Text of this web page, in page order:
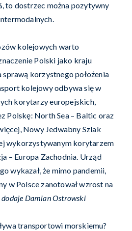
to dostrzec można pozytywny
kolejowych warto
Polski jako kraju
korzystnego położenia
kolejowy odbywa się w
korytarzy europejskich,
Polskę: North Sea – Baltic oraz
Nowy Jedwabny Szlak
wykorzystywanym korytarzem
– Europa Zachodnia. Urząd
wykazał, że mimo pandemii,
w Polsce zanotował wzrost na
dodaje Damian Ostrowski
transportowi morskiemu?